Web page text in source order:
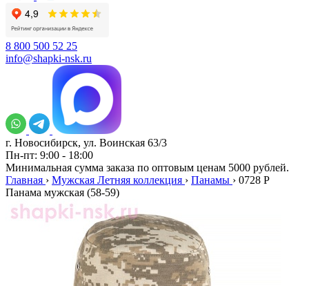
8 800 500 52 25
info@shapki-nsk.ru
г. Новосибирск, ул. Воинская 63/3
Пн-пт: 9:00 - 18:00
Минимальная сумма заказа по оптовым ценам 5000 рублей.
Главная › Мужская Летняя коллекция › Панамы › 0728 P
Панама мужская (58-59)